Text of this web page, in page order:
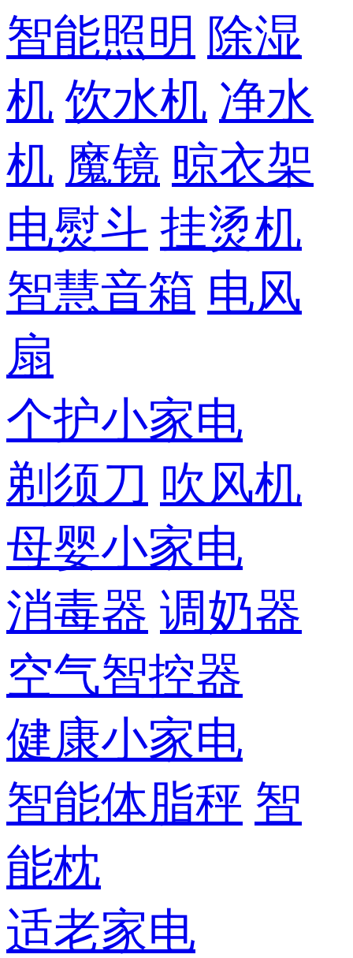
智能照明 除湿
机 饮水机 净水
机 魔镜 晾衣架
电熨斗 挂烫机
智慧音箱 电风
扇
个护小家电
剃须刀 吹风机
母婴小家电
消毒器 调奶器
空气智控器
健康小家电
智能体脂秤 智
能枕
适老家电